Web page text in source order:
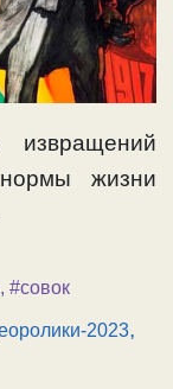
жизни
, #совок
2023,